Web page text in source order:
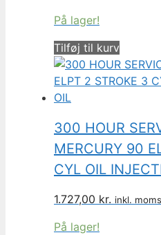
På lager!
Tilføj til kurv
300 HOUR
MERCURY 90
CYL OIL
1.727,00 kr. inkl. moms
På lager!